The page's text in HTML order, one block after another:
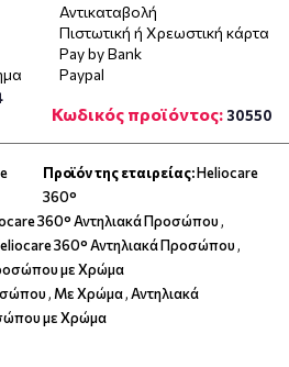
Αντικαταβολή
Πιστωτική ή Χρεωστική κάρτα
Pay by Bank
Paypal
Κωδικός προϊόντος: 30550
Προϊόν της εταιρείας:Heliocare
360°
360° Αντηλιακά Προσώπου,
360° Αντηλιακά Προσώπου,
με Χρώμα
, Με Χρώμα,Αντηλιακά
με Χρώμα